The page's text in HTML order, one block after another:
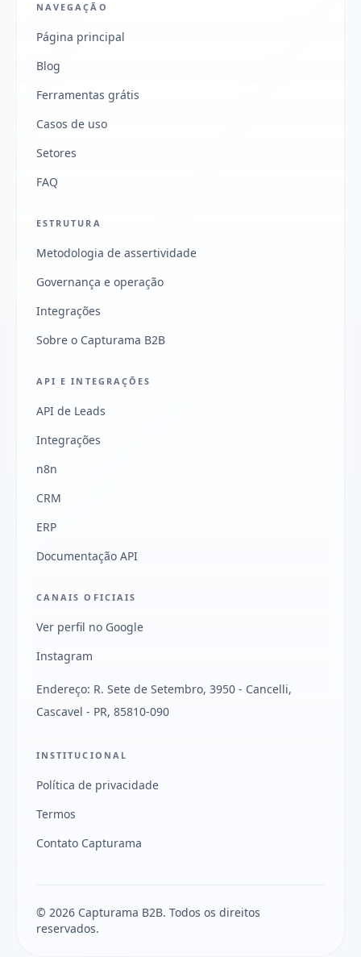
NAVEGAÇÃO
Página principal
Blog
Ferramentas grátis
Casos de uso
Setores
FAQ
ESTRUTURA
Metodologia de assertividade
Governança e operação
Integrações
Sobre o Capturama B2B
API E INTEGRAÇÕES
API de Leads
Integrações
n8n
CRM
ERP
Documentação API
CANAIS OFICIAIS
Ver perfil no Google
Instagram
Endereço: R. Sete de Setembro, 3950 - Cancelli,
Cascavel - PR, 85810-090
INSTITUCIONAL
Política de privacidade
Termos
Contato Capturama
© 2026 Capturama B2B. Todos os direitos
reservados.